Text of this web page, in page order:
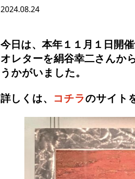
2024.08.24
今日は、本年１１月１日開
オレターを絹谷幸二さんか
うかがいました。
詳しくは、
コチラのサイト